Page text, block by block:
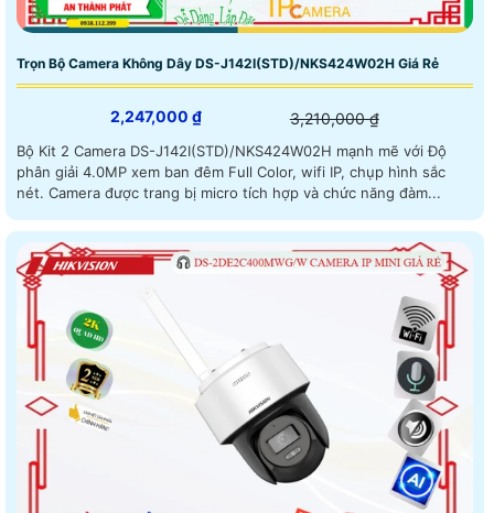
Trọn Bộ Camera Không Dây DS-J142I(STD)/NKS424W02H Giá Rẻ
2,247,000 ₫ 3,210,000 ₫
Bộ Kit 2 Camera DS-J142I(STD)/NKS424W02H mạnh mẽ với Độ
phân giải 4.0MP xem ban đêm Full Color, wifi IP, chụp hình sắc
nét. Camera được trang bị micro tích hợp và chức năng đàm...